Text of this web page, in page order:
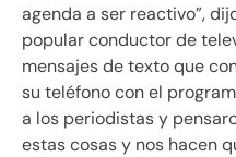
agenda a ser reactivo”,
popular conductor de
mensajes de texto que
su teléfono con el
a los periodistas y
estas cosas y nos hacen